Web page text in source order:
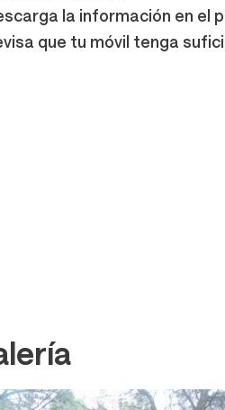
la información en el
que tu móvil tenga